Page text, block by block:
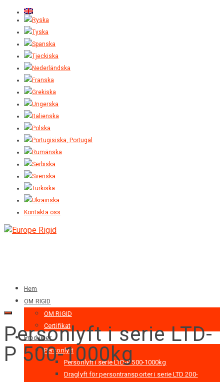
Kontakta oss
Hem
OM RIGID
OM RIGID
Certifikat
Produkter
Personlyft
Personlyft i serie LTD-P 500-1000kg
Draglyft för persontransporter i serie LTD 200-
Personlyft i serie LTD-
P 500-1000kg